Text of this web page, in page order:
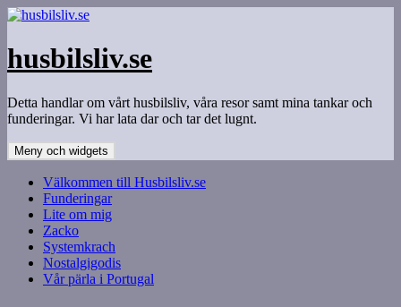
Hoppa
innehåll
husbilsliv.se
Detta handlar om vårt husbilsliv, våra resor samt mina tankar och
funderingar. Vi har lata dar och tar det lugnt.
Meny och widgets
Välkommen till Husbilsliv.se
Funderingar
Lite om mig
Zacko
Systemkrach
Nostalgigodis
Vår pärla i Portugal